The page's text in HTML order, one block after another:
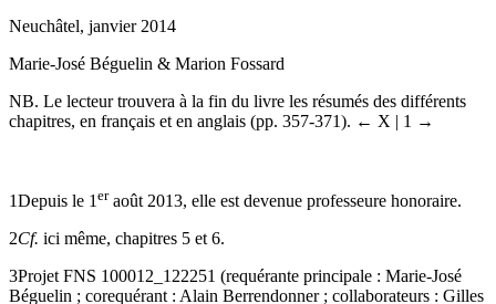
Neuchâtel, janvier 2014
Marie-José Béguelin & Marion Fossard
NB. Le lecteur trouvera à la fin du livre les résumés des différents
chapitres, en français et en anglais (pp. 357-371). ← X | 1 →
1Depuis le 1eraoût 2013, elle est devenue professeure honoraire.
2Cf. ici même, chapitres 5 et 6.
3Projet FNS 100012_122251 (requérante principale : Marie-José
Béguelin ; corequérant : Alain Berrendonner ; collaborateurs : Gilles